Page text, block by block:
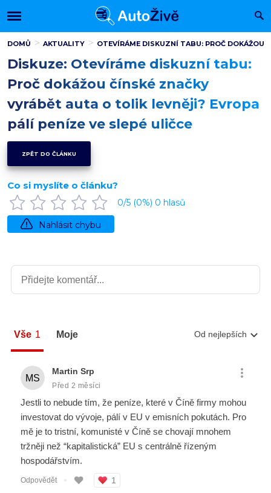
DOMŮ AKTUALITY OTEVÍRÁME DISKUZNÍ TABU: PROČ DOKÁŽOU
Diskuze: Otevíráme diskuzní tabu:
Proč dokážou čínské značky
vyrábět auta o tolik levněji? Evropa
pálí peníze ve slepé uličce
ZPĚT DO ČLÁNKU
Co si myslíte o článku?
0/5 (0%) 0 hlasů
Nahlásit chybu